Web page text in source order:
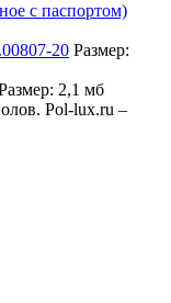
с паспортом)
20 Размер:
2,1 мб
Pol-lux.ru –